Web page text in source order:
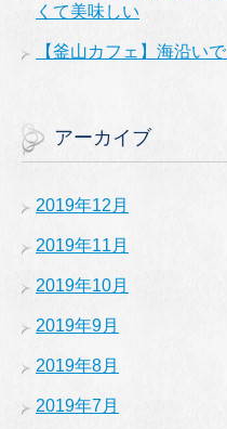
くて美味しい
【釜山カフェ】海沿い
アーカイブ
2019年12月
2019年11月
2019年10月
2019年9月
2019年8月
2019年7月